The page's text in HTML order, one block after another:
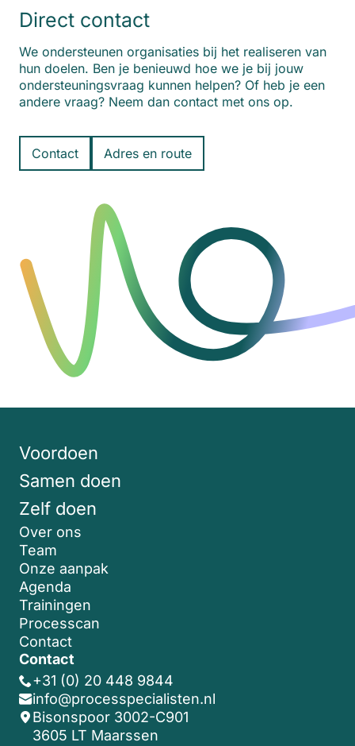
Direct contact
We ondersteunen organisaties bij het realiseren van
hun doelen. Ben je benieuwd hoe we je bij jouw
ondersteuningsvraag kunnen helpen? Of heb je een
andere vraag? Neem dan contact met ons op.
Contact Adres en route
Voordoen
Samen doen
Zelf doen
Over ons
Team
Onze aanpak
Agenda
Trainingen
Processcan
Contact
Contact
+31 (0) 20 448 9844
info@processpecialisten.nl
Bisonspoor 3002-C901
3605 LT Maarssen